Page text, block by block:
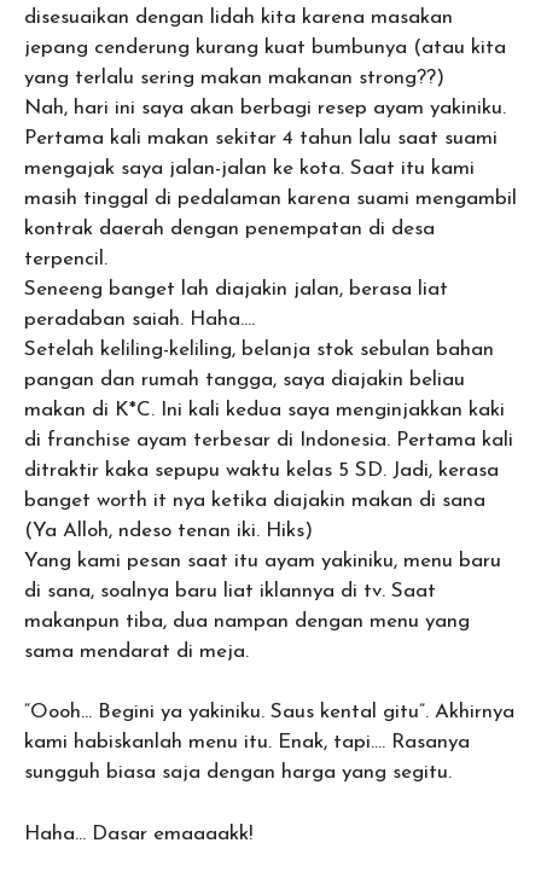
disesuaikan dengan lidah kita karena masakan
jepang cenderung kurang kuat bumbunya (atau kita
yang terlalu sering makan makanan strong??)
Nah, hari ini saya akan berbagi resep ayam yakiniku.
Pertama kali makan sekitar 4 tahun lalu saat suami
mengajak saya jalan-jalan ke kota. Saat itu kami
masih tinggal di pedalaman karena suami mengambil
kontrak daerah dengan penempatan di desa
terpencil.
Seneeng banget lah diajakin jalan, berasa liat
peradaban saiah. Haha….
Setelah keliling-keliling, belanja stok sebulan bahan
pangan dan rumah tangga, saya diajakin beliau
makan di K*C. Ini kali kedua saya menginjakkan kaki
di franchise ayam terbesar di Indonesia. Pertama kali
ditraktir kaka sepupu waktu kelas 5 SD. Jadi, kerasa
banget worth it nya ketika diajakin makan di sana
(Ya Alloh, ndeso tenan iki. Hiks)
Yang kami pesan saat itu ayam yakiniku, menu baru
di sana, soalnya baru liat iklannya di tv. Saat
makanpun tiba, dua nampan dengan menu yang
sama mendarat di meja.
“Oooh… Begini ya yakiniku. Saus kental gitu”. Akhirnya
kami habiskanlah menu itu. Enak, tapi…. Rasanya
sungguh biasa saja dengan harga yang segitu.
Haha… Dasar emaaaakk!